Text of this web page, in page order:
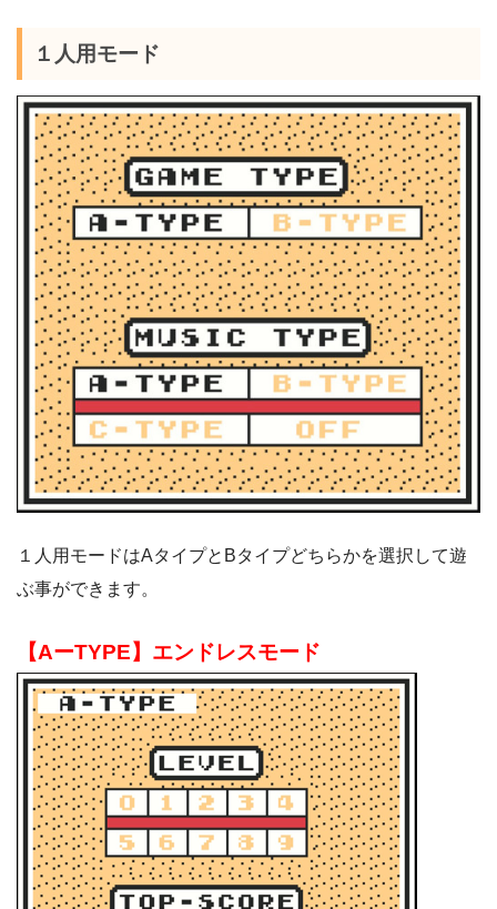
１人用モード
１人用モードはAタイプとBタイプどちらかを選択して遊
ぶ事ができます。
【AーTYPE】エンドレスモード